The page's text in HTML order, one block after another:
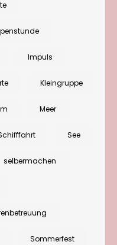
Sommerfrische
Impuls
Kleingruppe
Meer
See
selbermachen
Sommerfest